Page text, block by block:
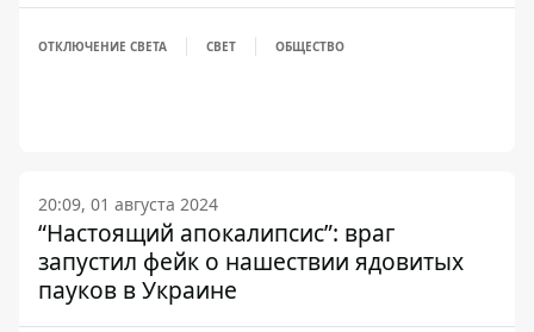
ОТКЛЮЧЕНИЕ СВЕТА СВЕТ ОБЩЕСТВО
20:09, 01 августа 2024
“Настоящий апокалипсис”: враг
запустил фейк о нашествии ядовитых
пауков в Украине